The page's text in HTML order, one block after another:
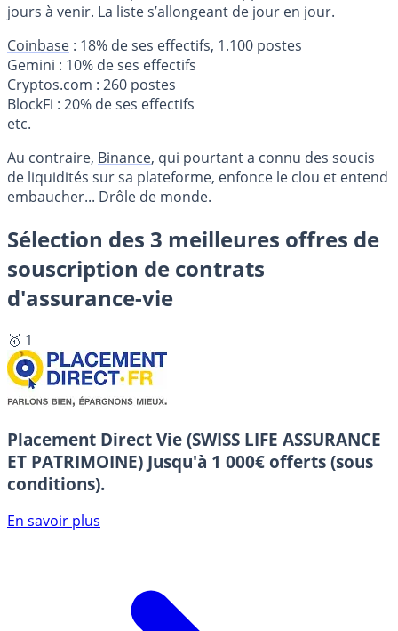
jours à venir. La liste s’allongeant de jour en jour.
Coinbase : 18% de ses effectifs, 1.100 postes
Gemini : 10% de ses effectifs
Cryptos.com : 260 postes
BlockFi : 20% de ses effectifs
etc.
Au contraire, Binance, qui pourtant a connu des soucis
de liquidités sur sa plateforme, enfonce le clou et entend
embaucher... Drôle de monde.
Sélection des 3 meilleures offres de
souscription de contrats
d'assurance-vie
🥇 1
Placement Direct Vie (SWISS LIFE ASSURANCE
ET PATRIMOINE) Jusqu'à 1 000€ offerts (sous
conditions).
En savoir plus